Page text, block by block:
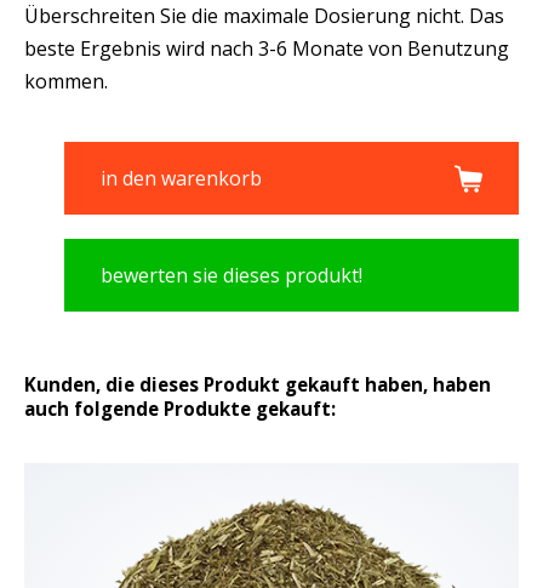
Überschreiten Sie die maximale Dosierung nicht. Das
beste Ergebnis wird nach 3-6 Monate von Benutzung
kommen.
in den warenkorb
bewerten sie dieses produkt!
Kunden, die dieses Produkt gekauft haben, haben
auch folgende Produkte gekauft: